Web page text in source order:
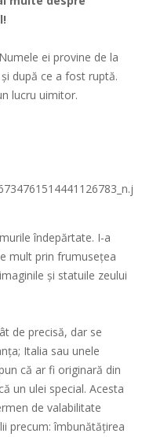
ei provine de la
după ce a fost ruptă.
lucru uimitor.
îndepărtate. I-a
mult prin frumusețea
și statuile zeului
de precisă, dar se
Italia sau unele
că ar fi originară din
un ulei special. Acesta
de valabilitate
precum: îmbunătățirea